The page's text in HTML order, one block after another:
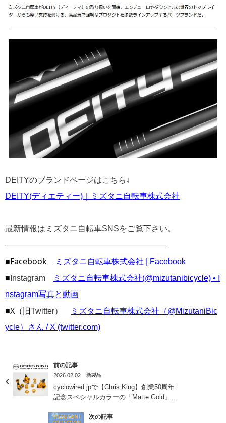
DEITYのブランドページはこちら ↓
DEITY(ディエティー)｜ミズタニ自転車株式会社
最新情報はミズタニ自転車SNSをご覧下さい。
————————————————————
■Facebook ミズタニ自転車株式会社 | Facebook
■ Instagram
ミズタニ自転車株式会社(@mizutanibicycle) • I
nstagram写真と動画
■X（旧Twitter）
ミズタニ自転車株式会社（@MizutaniBic
ycle）さん / X (twitter.com)
前の記事
2026.02.02 新製品
cyclowired.jpで【Chris King】創業50周年
記念スペシャルカラーの「Matte Gold」が
次の記事